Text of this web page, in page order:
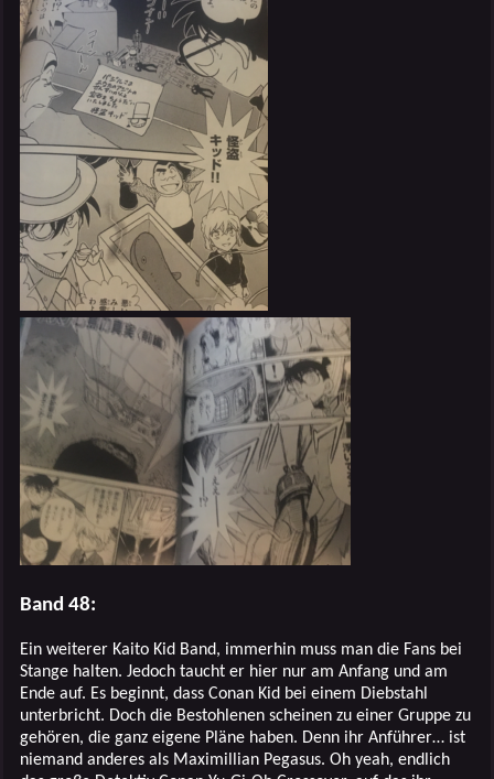
Band 48:
Ein weiterer Kaito Kid Band, immerhin muss man die Fans bei
Stange halten. Jedoch taucht er hier nur am Anfang und am
Ende auf. Es beginnt, dass Conan Kid bei einem Diebstahl
unterbricht. Doch die Bestohlenen scheinen zu einer Gruppe zu
gehören, die ganz eigene Pläne haben. Denn ihr Anführer… ist
niemand anderes als Maximillian Pegasus. Oh yeah, endlich